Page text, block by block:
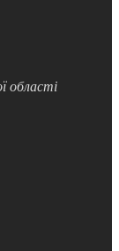
області